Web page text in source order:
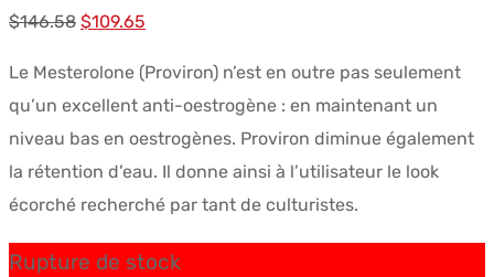
$146.58 Le
$109.65
$109.65.
Le Mesterolone (Proviron) n’est en outre pas seulement
qu’un excellent anti-oestrogène : en maintenant un
niveau bas en oestrogènes. Proviron diminue également
la rétention d’eau. Il donne ainsi à l’utilisateur le look
écorché recherché par tant de culturistes.
Rupture de stock